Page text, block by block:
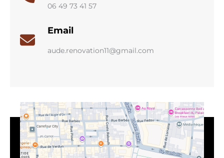
06 49 73 41 57
Email
aude.renovation11@gmail.com